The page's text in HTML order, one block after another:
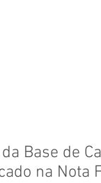
Base de
na Nota